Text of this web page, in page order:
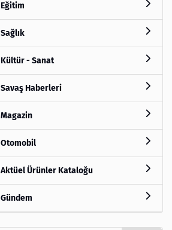
Eğitim
Sağlık
Kültür - Sanat
Savaş Haberleri
Magazin
Otomobil
Aktüel Ürünler Kataloğu
Gündem